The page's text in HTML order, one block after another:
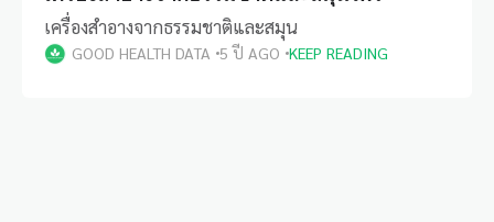
เครื่องสำอางจากธรรมชาติและสมุน
GOOD HEALTH DATA 5 ปี AGO KEEP READING